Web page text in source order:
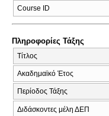
Course ID
Πληροφορίες Τάξης
Τίτλος
Ακαδημαϊκό Έτος
Περίοδος Τάξης
Διδάσκοντες μέλη ΔΕΠ